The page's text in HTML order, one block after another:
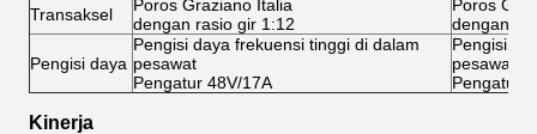
Transaksel
Poros Graziano Italia
dengan rasio gir 1:12
Poros
dengan
Pengisi daya
Pengisi daya frekuensi tinggi di dalam
pesawat
Pengatur 48V/17A
Pengisi
pesawat
Pengatur
Kinerja